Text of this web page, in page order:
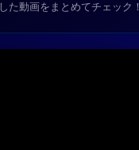
た動画をまとめてチェック！